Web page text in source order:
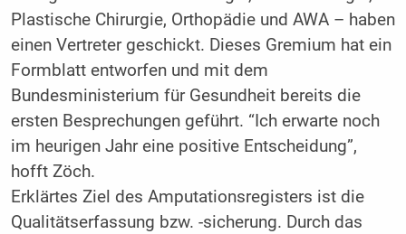
Plastische Chirurgie, Orthopädie und AWA – haben
einen Vertreter geschickt. Dieses Gremium hat ein
Formblatt entworfen und mit dem
Bundesministerium für Gesundheit bereits die
ersten Besprechungen geführt. “Ich erwarte noch
im heurigen Jahr eine positive Entscheidung”,
hofft Zöch.
Erklärtes Ziel des Amputationsregisters ist die
Qualitätserfassung bzw. -sicherung. Durch das